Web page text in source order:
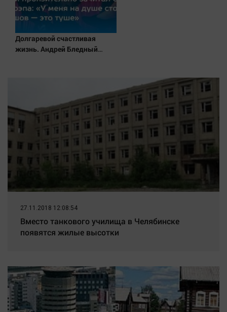
Обсуждаем
Отдых
Персона
Точка на карте
Долгаревой счастливая
жизнь. Андрей Бледный
27.11.2018 12:08:54
Вместо танкового училища в Челябинске
появятся жилые высотки